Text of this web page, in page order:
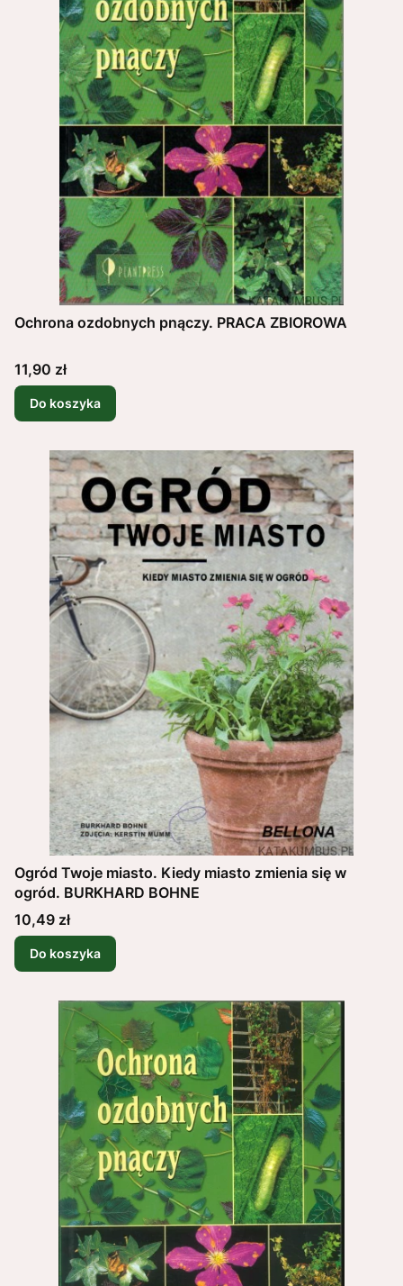
Ochrona ozdobnych pnączy. PRACA ZBIOROWA
Cena
11,90 zł
Do koszyka
Ogród Twoje miasto. Kiedy miasto zmienia się w
ogród. BURKHARD BOHNE
Cena
10,49 zł
Do koszyka